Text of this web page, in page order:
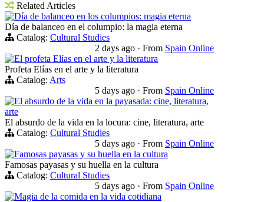
Related Articles
Día de balanceo en los columpios: magia eterna
Día de balanceo en el columpio: la magia eterna
Catalog: Cultural Studies
2 days ago · From Spain Online
El profeta Elías en el arte y la literatura
Profeta Elías en el arte y la literatura
Catalog: Arts
5 days ago · From Spain Online
El absurdo de la vida en la payasada: cine, literatura,
arte
El absurdo de la vida en la locura: cine, literatura, arte
Catalog: Cultural Studies
5 days ago · From Spain Online
Famosas payasas y su huella en la cultura
Famosas payasas y su huella en la cultura
Catalog: Cultural Studies
5 days ago · From Spain Online
Magia de la comida en la vida cotidiana